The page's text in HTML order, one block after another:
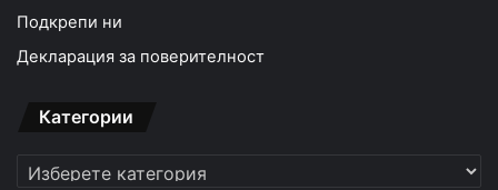
Подкрепи ни
Декларация за поверителност
Категории
Категории